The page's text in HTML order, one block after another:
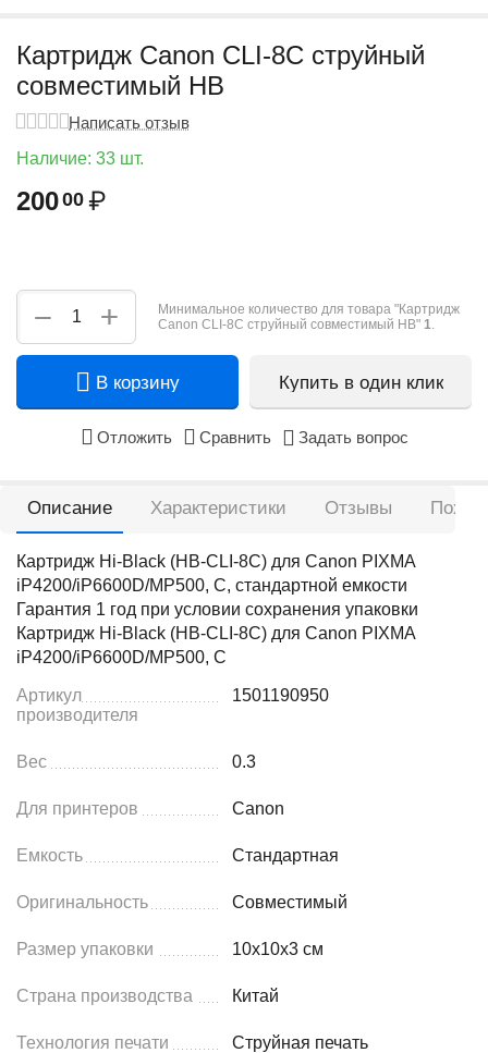
Картридж Canon CLI-8C струйный
совместимый HB
Написать отзыв
Наличие: 33 шт.
20000 ₽
+
−
Минимальное количество для товара "Картридж
Canon CLI-8C струйный совместимый HB" 1.
В корзину Купить в один клик
Отложить Сравнить Задать вопрос
Описание Характеристики Отзывы
Картридж Hi-Black (HB-CLI-8C) для Canon PIXMA
iP4200/iP6600D/MP500, C, стандартной емкости
Гарантия 1 год при условии сохранения упаковки
Картридж Hi-Black (HB-CLI-8C) для Canon PIXMA
iP4200/iP6600D/MP500, C
Артикул
производителя
1501190950
Вес 0.3
Для принтеров Canon
Емкость Стандартная
Оригинальность Совместимый
Размер упаковки 10x10x3 см
Страна производства Китай
Технология печати Струйная печать